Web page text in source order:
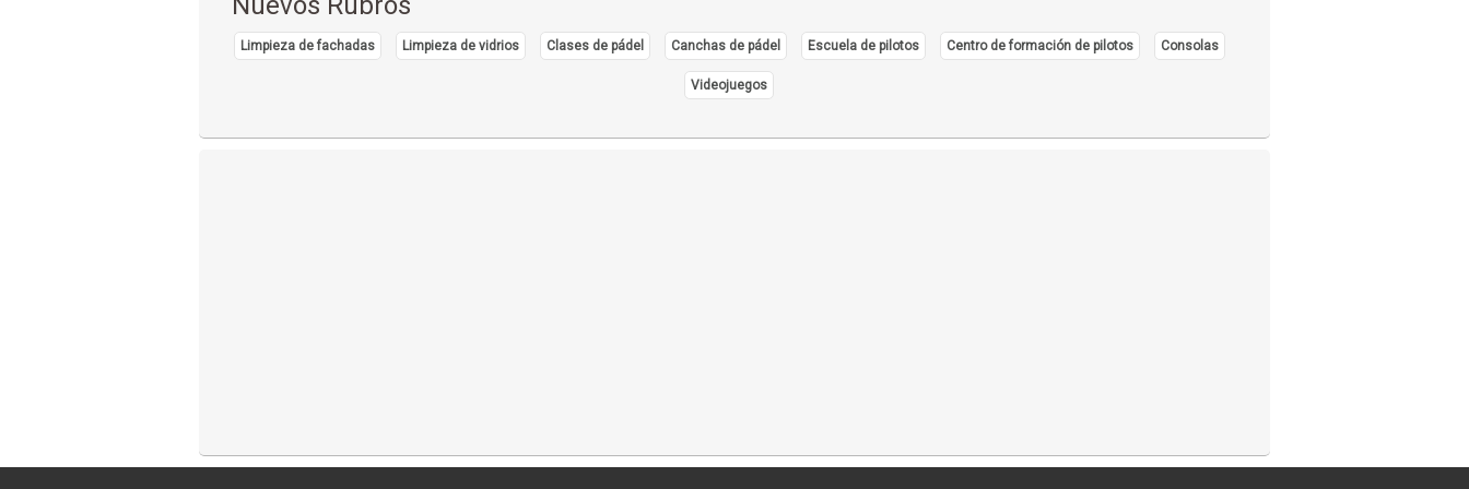
Limpieza de fachadas Limpieza de vidrios Clases de pádel Canchas de pádel Escuela de pilotos Centro de formación de pilotos Consolas
Videojuegos